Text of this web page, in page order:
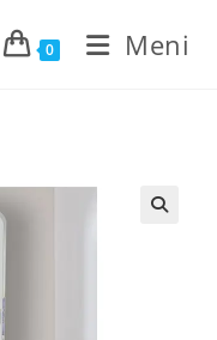
0 Meni
zidna ogledala za kupatilo